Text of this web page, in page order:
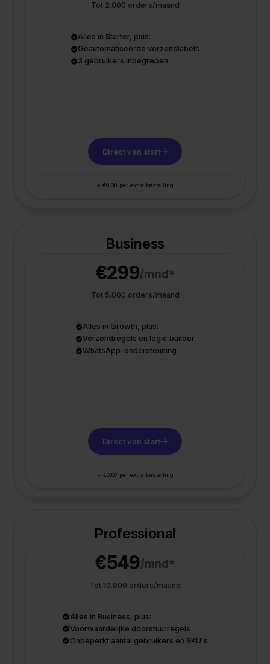
Tot 2.000 orders/maand
Alles in Starter, plus:
Geautomatiseerde verzendlabels
3 gebruikers inbegrepen
Direct van start
+ €0,08 per extra bestelling
Business
€299/mnd*
Tot 5.000 orders/maand
Alles in Growth, plus:
Verzendregels en logic builder
WhatsApp-ondersteuning
Direct van start
+ €0,07 per extra bestelling
Professional
€549/mnd*
Tot 10.000 orders/maand
Alles in Business, plus:
Voorwaardelijke doorstuurregels
Onbeperkt aantal gebruikers en SKU's